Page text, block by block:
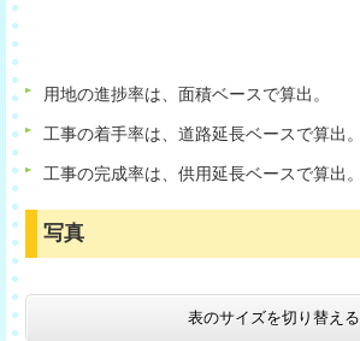
用地の進捗率は、面積ベースで算出。
工事の着手率は、道路延長ベースで算出。
工事の完成率は、供用延長ベースで算出。
写真
表のサイズを切り替える